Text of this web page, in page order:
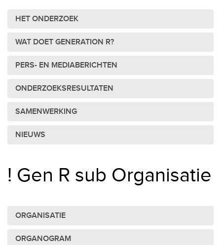
HET ONDERZOEK
WAT DOET GENERATION R?
PERS- EN MEDIABERICHTEN
ONDERZOEKSRESULTATEN
SAMENWERKING
NIEUWS
! Gen R sub Organisatie
ORGANISATIE
ORGANOGRAM